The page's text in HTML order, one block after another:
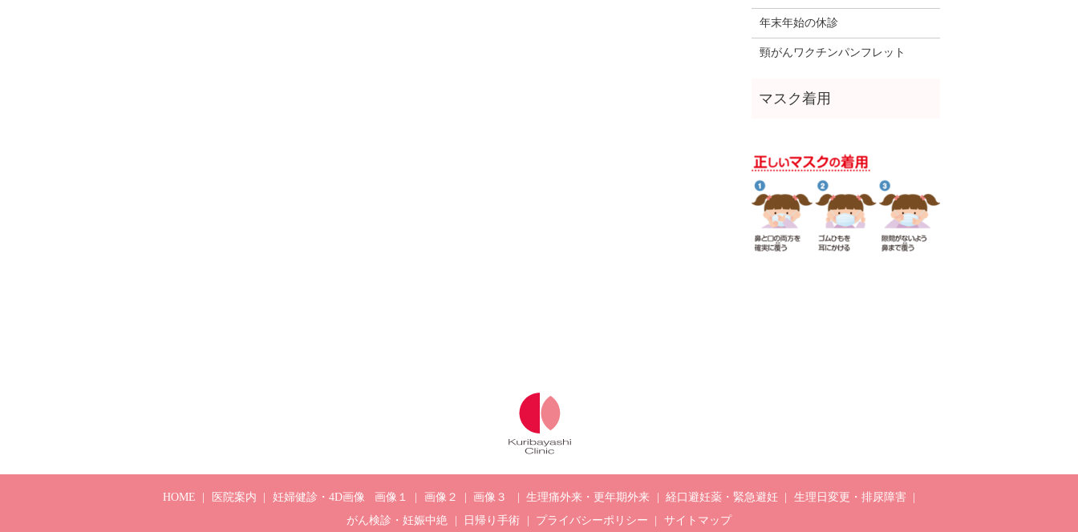
年末年始の休診
頸がんワクチンパンフレット
HOME 医院案内 妊婦健診・4D画像 画像１ 画像２ 画像３ 生理痛外来・更年期外来 経口避妊薬・緊急避妊
生理日変更・排尿障害
がん検診・妊娠中絶
日帰り手術 プライバシーポリシー サイトマップ